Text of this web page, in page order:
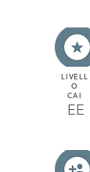
LIVELL
O
CAI
EE